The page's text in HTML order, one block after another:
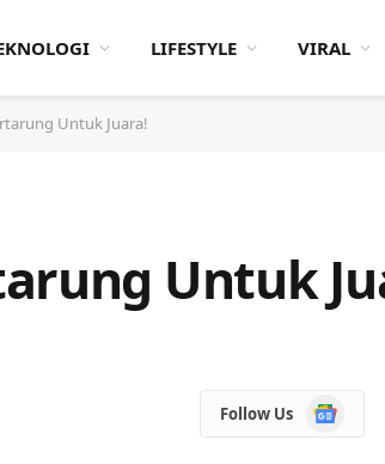
LIFESTYLE VIRAL
Untuk Juara!
Untuk
Follow Us
Google
News